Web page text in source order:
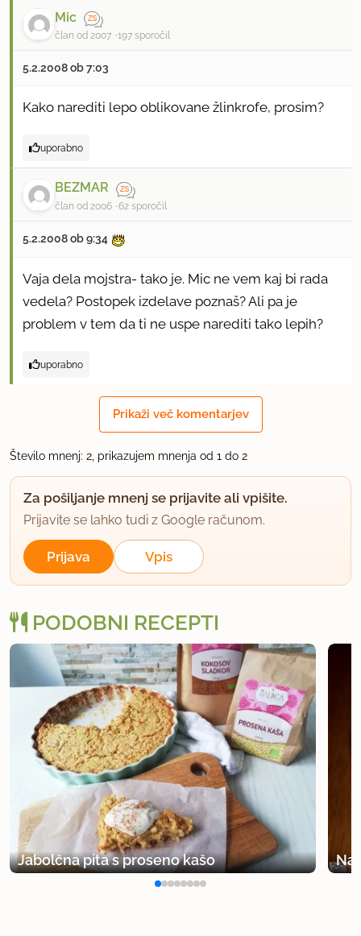
Mic
član od 2007 197 sporočil
5.2.2008 ob 7:03
Kako narediti lepo oblikovane žlinkrofe, prosim?
uporabno
BEZMAR
član od 2006 62 sporočil
5.2.2008 ob 9:34
Vaja dela mojstra- tako je. Mic ne vem kaj bi rada
vedela? Postopek izdelave poznaš? Ali pa je
problem v tem da ti ne uspe narediti tako lepih?
uporabno
Prikaži več komentarjev
Število mnenj: 2, prikazujem mnenja od 1 do 2
Za pošiljanje mnenj se prijavite ali vpišite.
Prijavite se lahko tudi z Google računom.
Prijava Vpis
PODOBNI RECEPTI
Jabolčna pita s proseno kašo